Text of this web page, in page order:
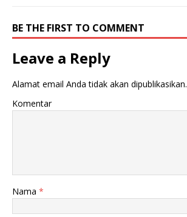
BE THE FIRST TO COMMENT
Leave a Reply
Alamat email Anda tidak akan dipublikasikan.
Komentar
Nama *